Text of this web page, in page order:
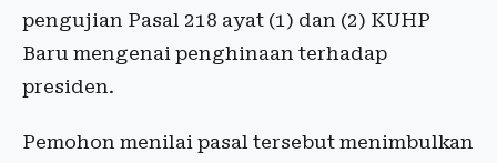
pengujian Pasal 218 ayat (1) dan (2) KUHP
Baru mengenai penghinaan terhadap
presiden.
Pemohon menilai pasal tersebut menimbulkan